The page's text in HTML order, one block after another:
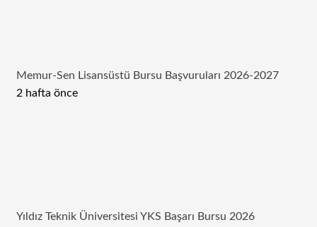
Memur-Sen Lisansüstü Bursu Başvuruları 2026-2027
2 hafta önce
Yıldız Teknik Üniversitesi YKS Başarı Bursu 2026